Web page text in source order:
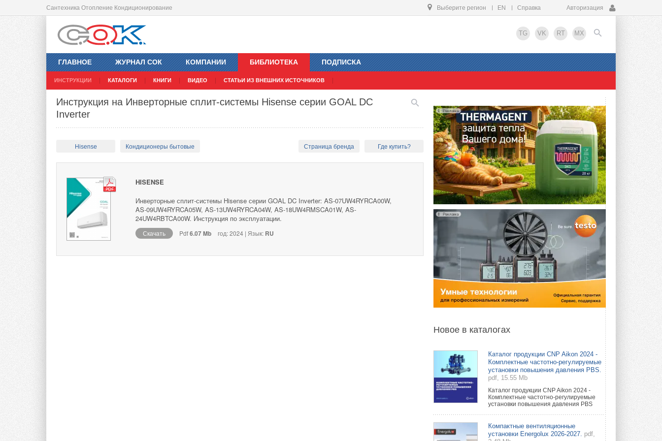
Сантехника Отопление Кондиционирование Выберите регион EN Справка Авторизация
TG VK RT MX
ГЛАВНОЕ ЖУРНАЛ СОК КОМПАНИИ БИБЛИОТЕКА
ИНСТРУКЦИИ КАТАЛОГИ КНИГИ ВИДЕО СТАТЬИ ИЗ ВНЕШНИХ ИСТОЧНИКОВ
ПОДПИСКА
EN
Инструкция на Инверторные сплит-системы Hisense серии GOAL DC
Inverter
Hisense Кондиционеры бытовые Страница бренда Где купить?
HISENSE
Инверторные сплит-системы Hisense серии GOAL DC Inverter: AS-07UW4RYRCA00W,
AS-09UW4RYRCA05W, AS-13UW4RYRCA04W, AS-18UW4RMSCA01W, AS-
24UW4RBTCA00W. Инструкция по эксплуатации.
Скачать Pdf6.07 Mb год: 2024 | Язык: RU
Реклама
Реклама
Новое в каталогах
Каталог продукции CNP Aikon 2024 -
Комплектные частотно-регулируемые
установки повышения давления PBS.
pdf, 15.55 Mb
Каталог продукции CNP Aikon 2024 -
Комплектные частотно-регулируемые
установки повышения давления PBS
Компактные вентиляционные
установки Energolux 2026-2027. pdf,